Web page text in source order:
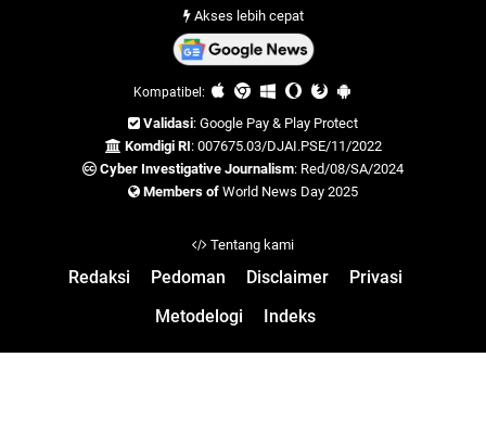
Akses lebih cepat
Kompatibel:
Validasi: Google Pay & Play Protect
Komdigi RI: 007675.03/DJAI.PSE/11/2022
Cyber Investigative Journalism: Red/08/SA/2024
Members of World News Day 2025
Tentang kami
Redaksi Pedoman Disclaimer
Privasi
Metodelogi
Indeks